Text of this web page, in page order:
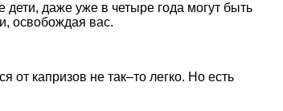
дети, даже уже в четыре года могут быть
освобождая вас.
капризов не так–то легко. Но есть